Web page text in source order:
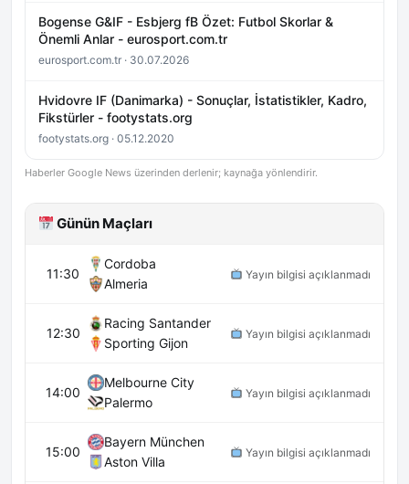
Bogense G&IF - Esbjerg fB Özet: Futbol Skorlar &
Önemli Anlar - eurosport.com.tr
eurosport.com.tr · 30.07.2026
Hvidovre IF (Danimarka) - Sonuçlar, İstatistikler, Kadro,
Fikstürler - footystats.org
footystats.org · 05.12.2020
Haberler Google News üzerinden derlenir; kaynağa yönlendirir.
Günün Maçları
11:30
Cordoba
Almeria
Yayın bilgisi açıklanmadı
12:30
Racing Santander
Sporting Gijon
Yayın bilgisi açıklanmadı
14:00
Melbourne City
Palermo
Yayın bilgisi açıklanmadı
15:00
Bayern München
Aston Villa
Yayın bilgisi açıklanmadı